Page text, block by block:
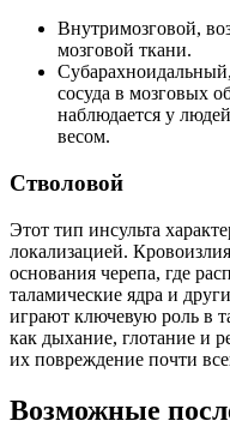
Внутримозговой,
мозговой ткани.
сосуда в мозговых
наблюдается у
весом.
Стволовой
Этот тип инсульта
локализацией.
основания черепа, где
таламические ядра и
играют ключевую роль в
как дыхание, глотание и
их повреждение почти
Возможные